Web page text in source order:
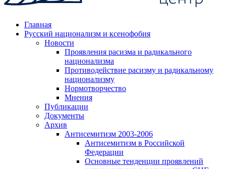
Главная
Русский национализм и ксенофобия
Новости
Проявления расизма и радикального
национализма
Противодействие расизму и радикальному
национализму
Нормотворчество
Мнения
Публикации
Документы
Архив
Антисемитизм 2003-2006
Антисемитизм в Российской
Федерации
Основные тенденции проявлений